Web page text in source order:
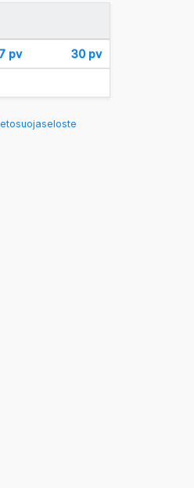
7 pv 30 pv